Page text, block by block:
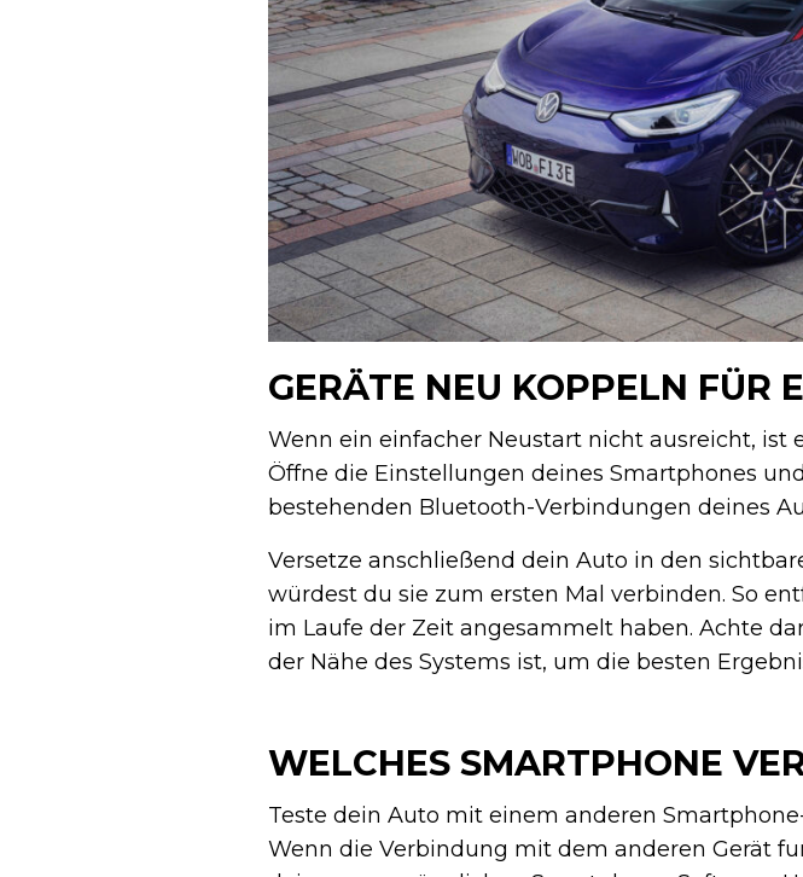
GERÄTE NEU KOPPELN FÜR
Wenn ein einfacher Neustart nicht ausreicht,
Öffne die Einstellungen deines Smartphones
bestehenden Bluetooth-Verbindungen deines
Versetze anschließend dein Auto in den
würdest du sie zum ersten Mal verbinden. So
im Laufe der Zeit angesammelt haben. Achte
der Nähe des Systems ist, um die besten
WELCHES SMARTPHONE
Teste dein Auto mit einem anderen
Wenn die Verbindung mit dem anderen Gerät